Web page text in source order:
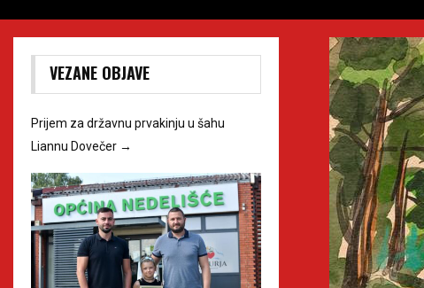
VEZANE OBJAVE
Prijem za državnu prvakinju u šahu
Liannu Dovečer →